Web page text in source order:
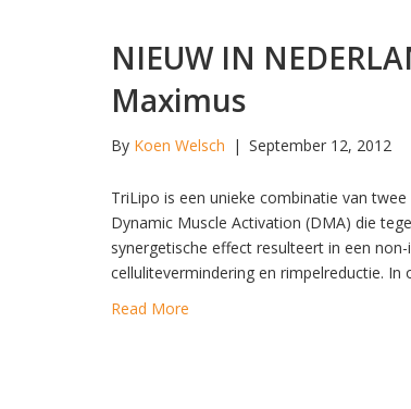
NIEUW IN
Maximus
By Koen Welsch | September 12, 2012
TriLipo is een unieke combinatie van
Dynamic Muscle Activation (DMA) die
synergetische effect resulteert in een
cellulitevermindering en rimpelreductie.
Read More